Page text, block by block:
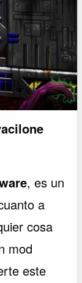
, es un
a
cosa
mod
este